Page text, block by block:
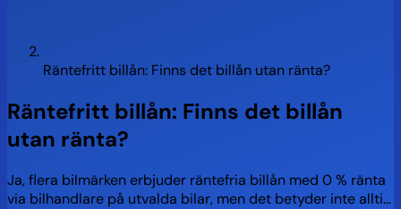
Räntefritt billån: Finns det billån utan ränta?
Räntefritt billån: Finns det billån
utan ränta?
Ja, flera bilmärken erbjuder räntefria billån med 0 % ränta
via bilhandlare på utvalda bilar, men det betyder inte alltid